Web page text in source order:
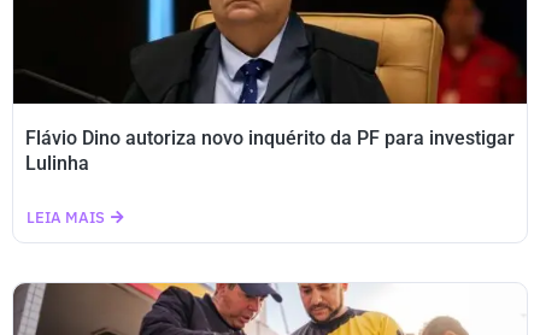
Flávio Dino autoriza novo inquérito da PF para investigar
Lulinha
LEIA MAIS